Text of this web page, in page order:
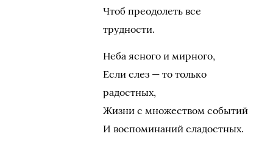
Чтоб преодолеть все
трудности.
Неба ясного и мирного,
Если слез — то только
радостных,
Жизни с множеством событий
И воспоминаний сладостных.